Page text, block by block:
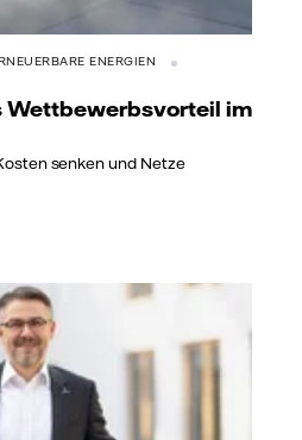
ENERGIEN
Wettbewerbsvorteil im
senken und Netze